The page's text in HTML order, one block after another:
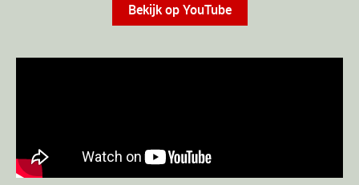
Bekijk op YouTube